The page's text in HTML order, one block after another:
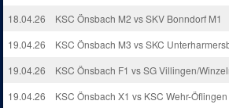
18.04.26 KSC Önsbach M2 vs SKV Bonndorf M1
19.04.26
KSC Önsbach M3 vs SKC
19.04.26
KSC Önsbach F1 vs SG Villingen/
19.04.26
KSC Önsbach X1 vs KSC Wehr-Öflingen